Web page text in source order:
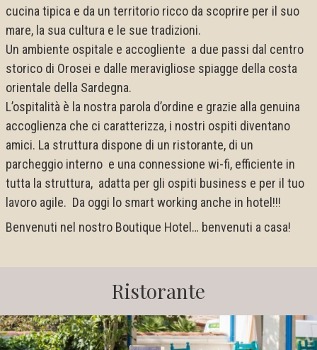
cucina tipica e da un territorio ricco da scoprire per il suo
mare, la sua cultura e le sue tradizioni.
Un ambiente ospitale e accogliente a due passi dal centro
storico di Orosei e dalle meravigliose spiagge della costa
orientale della Sardegna.
L’ospitalità è la nostra parola d’ordine e grazie alla genuina
accoglienza che ci caratterizza, i nostri ospiti diventano
amici. La struttura dispone di un ristorante, di un
parcheggio interno e una connessione wi-fi, efficiente in
tutta la struttura, adatta per gli ospiti business e per il tuo
lavoro agile. Da oggi lo smart working anche in hotel!!!
Benvenuti nel nostro Boutique Hotel… benvenuti a casa!
Ristorante